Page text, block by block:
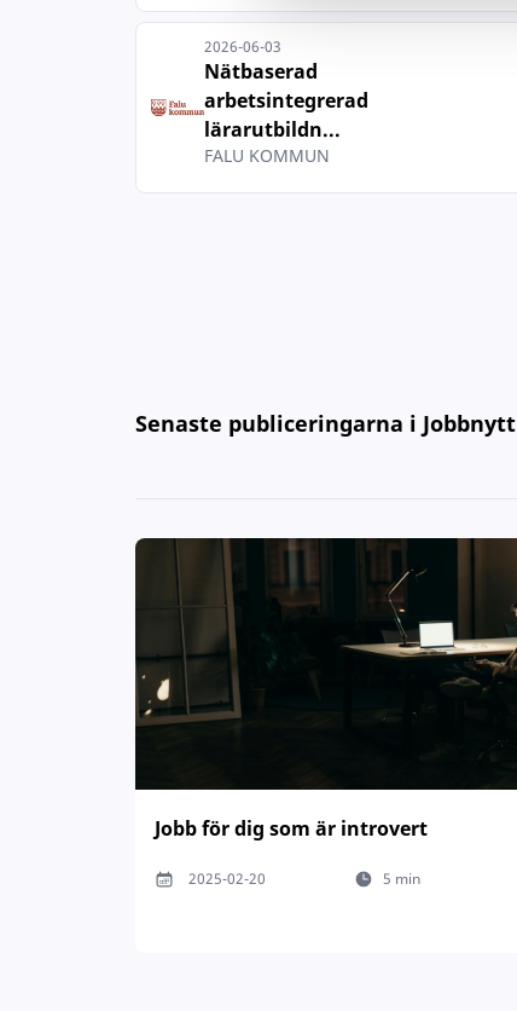
2026-06-03
Nätbaserad
arbetsintegrerad
lärarutbildn...
FALU KOMMUN
Senaste publiceringarna i Jobbnytt
Jobb för dig som är introvert
2025-02-20 5 min